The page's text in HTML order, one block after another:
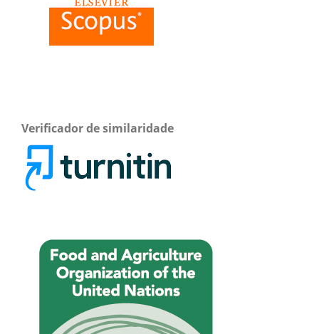
Verificador de similaridade